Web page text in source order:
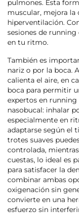
pulmones. Esta
muscular, mejora la
hiperventilación.
sesiones de
en tu ritmo.
También es
nariz o por la boca.
calienta el aire, en
boca para permitir
expertos en
nasobucal: inhalar
especialmente en
adaptarse según el
trotes suaves
controlada,
cuestas, lo ideal es
para satisfacer la
combinar ambas
oxigenación sin
convierte en una
esfuerzo sin